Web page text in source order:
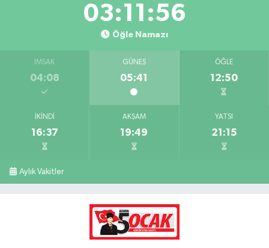
03:11:55
Öğle Namazı
İMSAK
04:08
GÜNEŞ
05:41
ÖĞLE
12:50
İKINDI
16:37
AKŞAM
19:49
YATSI
21:15
Aylık Vakitler